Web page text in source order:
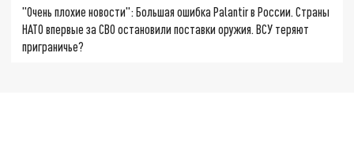
"Очень плохие новости": Большая ошибка Palantir в России. Страны
НАТО впервые за СВО остановили поставки оружия. ВСУ теряют
приграничье?